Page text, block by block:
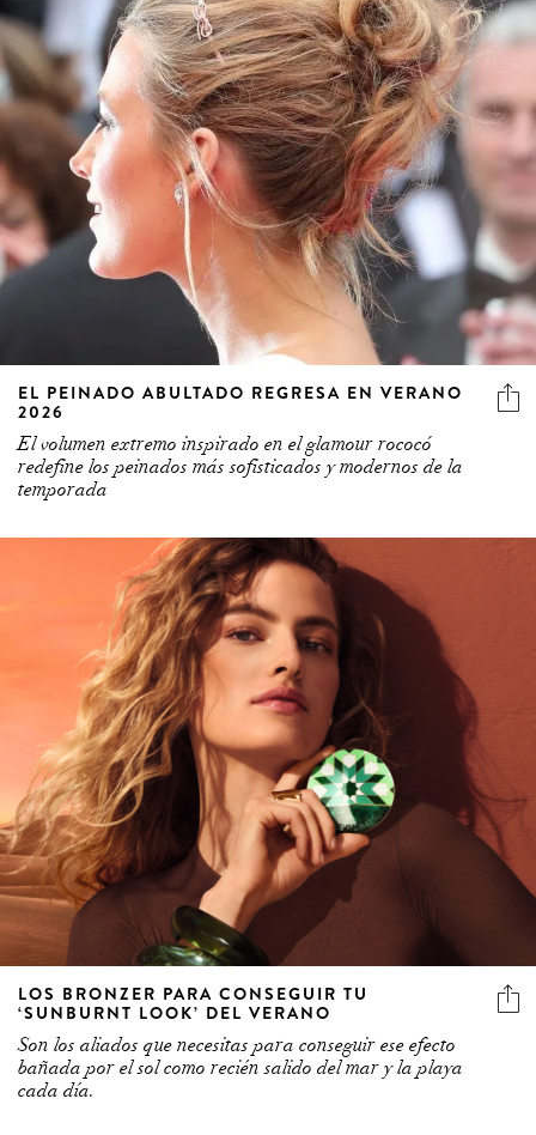
EL PEINADO ABULTADO REGRESA EN VERANO
2026
El volumen extremo inspirado en el glamour rococó
redefine los peinados más sofisticados y modernos de la
temporada
LOS BRONZER PARA CONSEGUIR TU
‘SUNBURNT LOOK’ DEL VERANO
Son los aliados que necesitas para conseguir ese efecto
bañada por el sol como recién salido del mar y la playa
cada día.